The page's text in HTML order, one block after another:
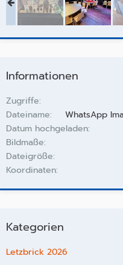
Informationen
Zugriffe
Dateiname
WhatsApp
Datum hochgeladen
Bildmaße
Dateigröße
Koordinaten
Kategorien
Letzbrick 2026